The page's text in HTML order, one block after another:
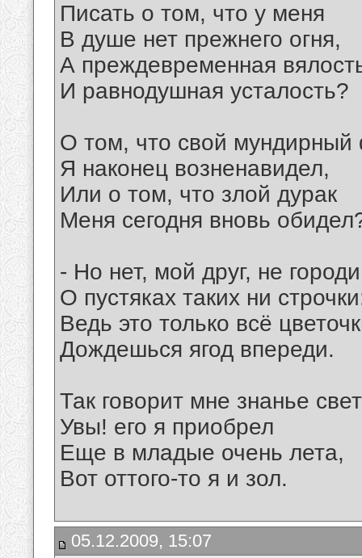
Писать о том, что у меня
В душе нет прежнего огня,
А преждевременная
И равнодушная усталость?
О том, что свой мундирный
Я наконец возненавидел,
Или о том, что злой дурак
Меня сегодня вновь
- Но нет, мой друг, не городи
О пустяках таких ни
Ведь это только всё
Дождешься ягод впереди.
Так говорит мне знанье
Увы! его я приобрел
Еще в младые очень лета,
Вот оттого-то я и зол.
05.12.2009, 15:07